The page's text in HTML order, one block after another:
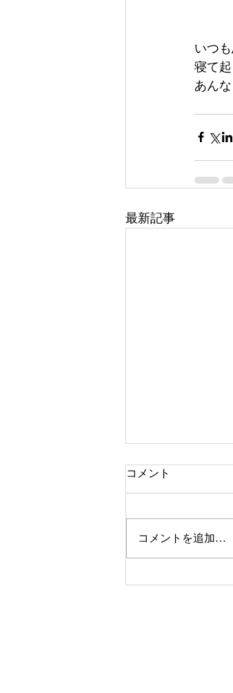
いつも
寝て
あん
最新記事
EBS
コメント
コメントを追加…